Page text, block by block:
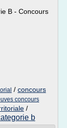
B - Concours
/ concours
concours
/
b